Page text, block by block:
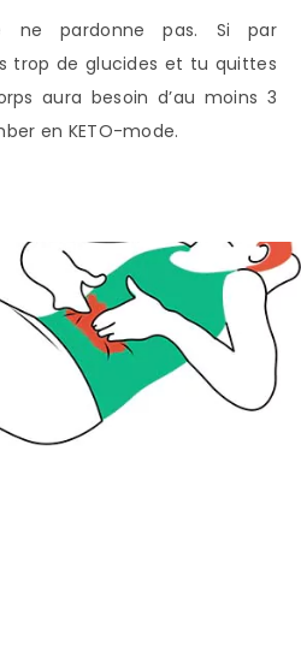
ne pardonne pas. Si par
trop de glucides et tu quittes
aura besoin d’au moins 3
en KETO-mode.